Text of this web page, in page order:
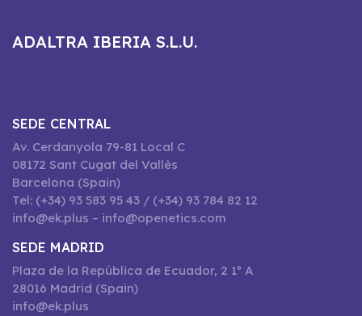
ADALTRA IBERIA S.L.U.
SEDE CENTRAL
Av. Cerdanyola 79-81 Local C
08172 Sant Cugat del Vallès
Barcelona (Spain)
Tel: (+34) 93 583 95 43 / (+34) 93 784 82 12
info@ek.plus – info@openetics.com
SEDE MADRID
Plaza de la República de Ecuador, 2 1º A
28016 Madrid (Spain)
info@ek.plus